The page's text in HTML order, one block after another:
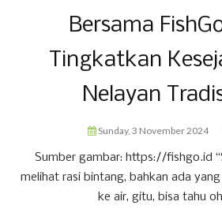
Bersama
Tingkatkan
Nelayan
Sunday, 3 November 2024
Sumber gambar: https://fishgo.id
melihat rasi bintang, bahkan ada
ke air, gitu, bisa tahu